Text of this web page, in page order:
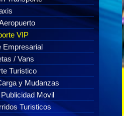
VIP
Empresarial
/ Vans
Turistico
y Mudanzas
Movil
Turisticos